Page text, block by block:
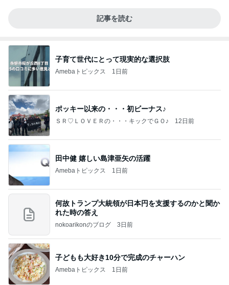
記事を読む
子育て世代にとって現実的な選択肢
Amebaトピックス 1日前
ポッキー以来の・・・初ビーナス♪
ＳＲ♡ＬＯＶＥＲの・・・キックでＧＯ♪ 12日前
田中健 嬉しい島津亜矢の活躍
Amebaトピックス 1日前
何故トランプ大統領が日本円を支援するのかと聞か
れた時の答え
nokoarikonのブログ 3日前
子どもも大好き10分で完成のチャーハン
Amebaトピックス 1日前